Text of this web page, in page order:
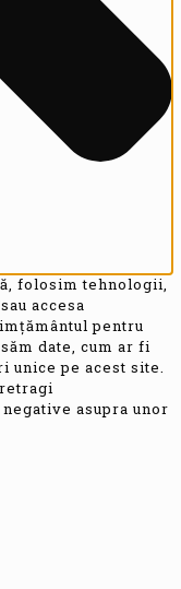
folosim tehnologii,
accesa
pentru
date, cum ar fi
unice pe acest site.
asupra unor